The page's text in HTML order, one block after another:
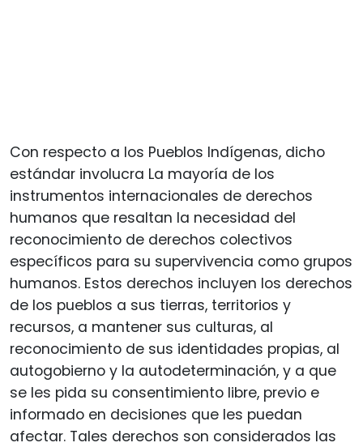
Con respecto a los Pueblos Indígenas, dicho
estándar involucra La mayoría de los
instrumentos internacionales de derechos
humanos que resaltan la necesidad del
reconocimiento de derechos colectivos
específicos para su supervivencia como grupos
humanos. Estos derechos incluyen los derechos
de los pueblos a sus tierras, territorios y
recursos, a mantener sus culturas, al
reconocimiento de sus identidades propias, al
autogobierno y la autodeterminación, y a que
se les pida su consentimiento libre, previo e
informado en decisiones que les puedan
afectar. Tales derechos son considerados las